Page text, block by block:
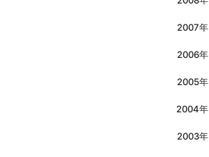
2007年
2006年
2005年
2004年
2003年